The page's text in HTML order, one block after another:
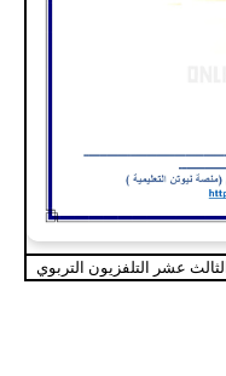
عشر التلفزيون التربوي